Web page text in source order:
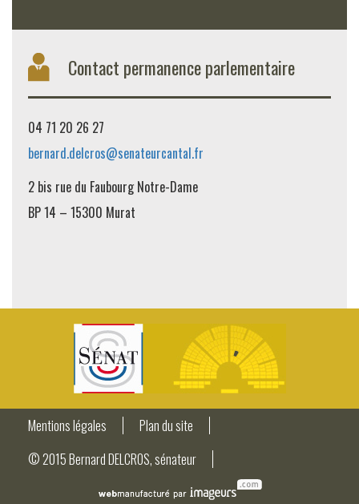
Contact permanence parlementaire
04 71 20 26 27
bernard.delcros@senateurcantal.fr
2 bis rue du Faubourg Notre-Dame
BP 14 – 15300 Murat
Mentions légales
Plan du site
© 2015 Bernard DELCROS, sénateur